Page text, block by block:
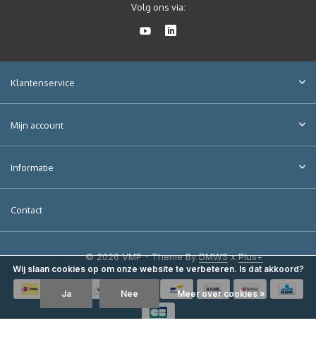
Volg ons via:
Klantenservice
Mijn account
Informatie
Contact
© 2026 VMP - Theme ByDMWSxPlus+
Wij slaan cookies op om onze website te verbeteren. Is dat akkoord?
Ja Nee Meer over cookies »